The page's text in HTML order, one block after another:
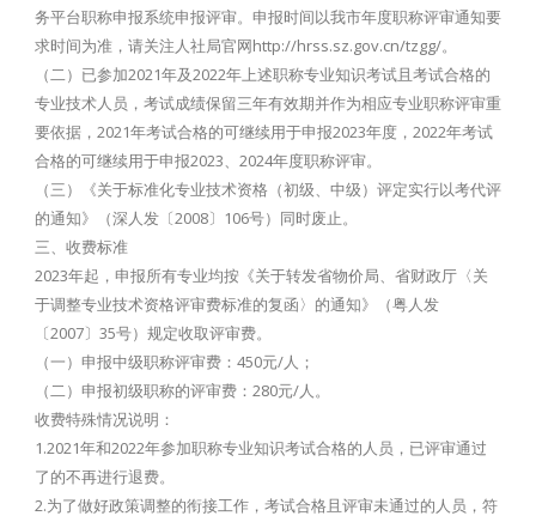
务平台职称申报系统申报评审。申报时间以我市年度职称评审通知要
求时间为准，请关注人社局官网http://hrss.sz.gov.cn/tzgg/。
（二）已参加2021年及2022年上述职称专业知识考试且考试合格的
专业技术人员，考试成绩保留三年有效期并作为相应专业职称评审重
要依据，2021年考试合格的可继续用于申报2023年度，2022年考试
合格的可继续用于申报2023、2024年度职称评审。
（三）《关于标准化专业技术资格（初级、中级）评定实行以考代评
的通知》（深人发〔2008〕106号）同时废止。
三、收费标准
2023年起，申报所有专业均按《关于转发省物价局、省财政厅〈关
于调整专业技术资格评审费标准的复函〉的通知》（粤人发
〔2007〕35号）规定收取评审费。
（一）申报中级职称评审费：450元/人；
（二）申报初级职称的评审费：280元/人。
收费特殊情况说明：
1.2021年和2022年参加职称专业知识考试合格的人员，已评审通过
了的不再进行退费。
2.为了做好政策调整的衔接工作，考试合格且评审未通过的人员，符